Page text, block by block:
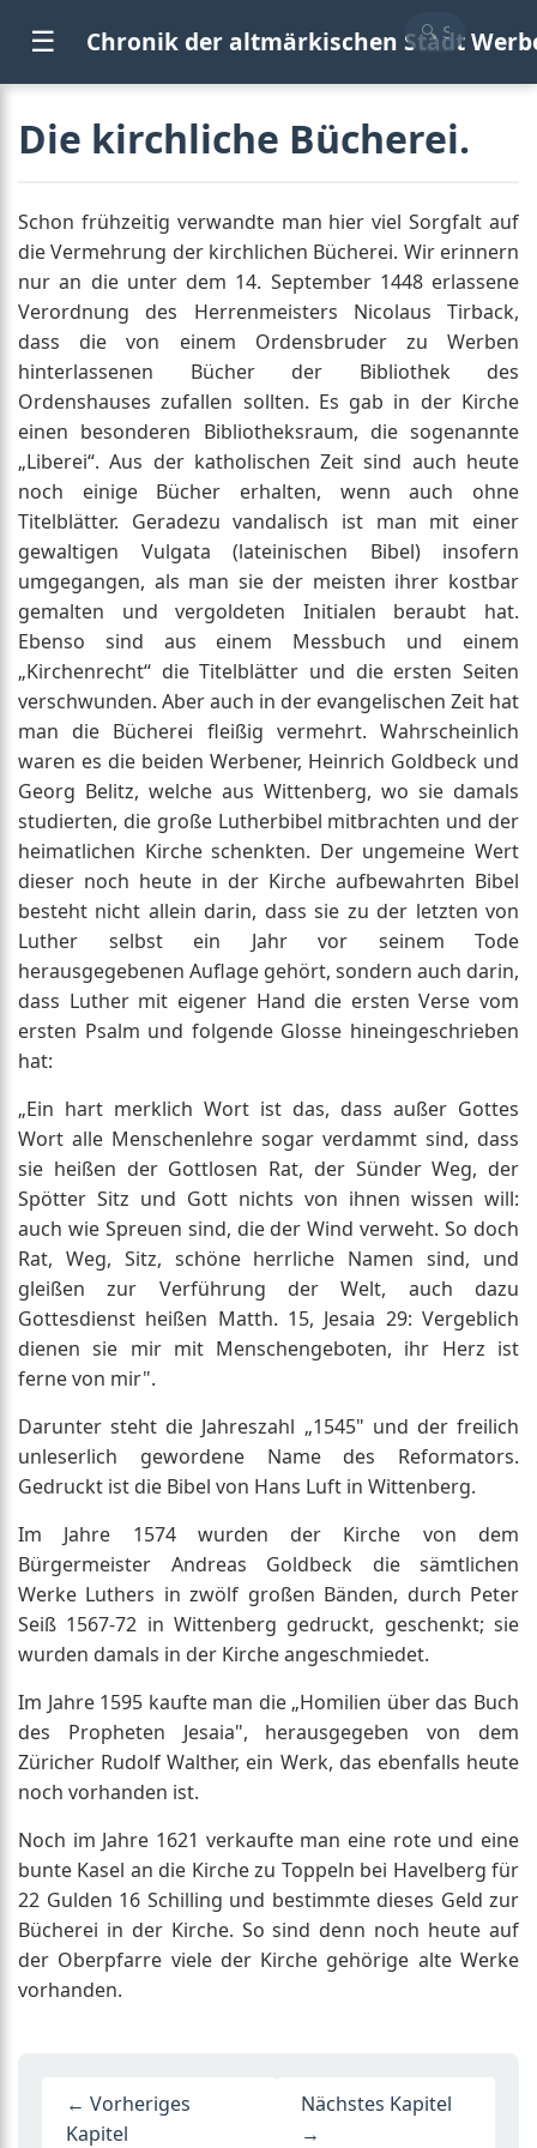
☰ Chronik der altmärkischen Stadt
Die kirchliche Bücherei.
Schon frühzeitig verwandte man hier viel Sorgfalt auf
die Vermehrung der kirchlichen Bücherei. Wir erinnern
nur an die unter dem 14. September 1448 erlassene
Verordnung des Herrenmeisters Nicolaus Tirback,
dass die von einem Ordensbruder zu Werben
hinterlassenen Bücher der Bibliothek des
Ordenshauses zufallen sollten. Es gab in der Kirche
einen besonderen Bibliotheksraum, die sogenannte
„Liberei“. Aus der katholischen Zeit sind auch heute
noch einige Bücher erhalten, wenn auch ohne
Titelblätter. Geradezu vandalisch ist man mit einer
gewaltigen Vulgata (lateinischen Bibel) insofern
umgegangen, als man sie der meisten ihrer kostbar
gemalten und vergoldeten Initialen beraubt hat.
Ebenso sind aus einem Messbuch und einem
„Kirchenrecht“ die Titelblätter und die ersten Seiten
verschwunden. Aber auch in der evangelischen Zeit hat
man die Bücherei fleißig vermehrt. Wahrscheinlich
waren es die beiden Werbener, Heinrich Goldbeck und
Georg Belitz, welche aus Wittenberg, wo sie damals
studierten, die große Lutherbibel mitbrachten und der
heimatlichen Kirche schenkten. Der ungemeine Wert
dieser noch heute in der Kirche aufbewahrten Bibel
besteht nicht allein darin, dass sie zu der letzten von
Luther selbst ein Jahr vor seinem Tode
herausgegebenen Auflage gehört, sondern auch darin,
dass Luther mit eigener Hand die ersten Verse vom
ersten Psalm und folgende Glosse hineingeschrieben
hat:
„Ein hart merklich Wort ist das, dass außer Gottes
Wort alle Menschenlehre sogar verdammt sind, dass
sie heißen der Gottlosen Rat, der Sünder Weg, der
Spötter Sitz und Gott nichts von ihnen wissen will:
auch wie Spreuen sind, die der Wind verweht. So doch
Rat, Weg, Sitz, schöne herrliche Namen sind, und
gleißen zur Verführung der Welt, auch dazu
Gottesdienst heißen Matth. 15, Jesaia 29: Vergeblich
dienen sie mir mit Menschengeboten, ihr Herz ist
ferne von mir".
Darunter steht die Jahreszahl „1545" und der freilich
unleserlich gewordene Name des Reformators.
Gedruckt ist die Bibel von Hans Luft in Wittenberg.
Im Jahre 1574 wurden der Kirche von dem
Bürgermeister Andreas Goldbeck die sämtlichen
Werke Luthers in zwölf großen Bänden, durch Peter
Seiß 1567-72 in Wittenberg gedruckt, geschenkt; sie
wurden damals in der Kirche angeschmiedet.
Im Jahre 1595 kaufte man die „Homilien über das Buch
des Propheten Jesaia", herausgegeben von dem
Züricher Rudolf Walther, ein Werk, das ebenfalls heute
noch vorhanden ist.
Noch im Jahre 1621 verkaufte man eine rote und eine
bunte Kasel an die Kirche zu Toppeln bei Havelberg für
22 Gulden 16 Schilling und bestimmte dieses Geld zur
Bücherei in der Kirche. So sind denn noch heute auf
der Oberpfarre viele der Kirche gehörige alte Werke
vorhanden.
← Vorheriges
Kapitel
Nächstes Kapitel
→